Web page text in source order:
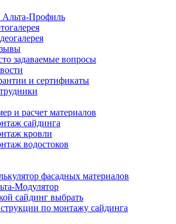
Профиль
задаваемые вопросы
и сертификаты
и расчет материалов
сайдинга
кровли
водостоков
фасадных материалов
Модулятор
сайдинг выбрать
по монтажу сайдинга